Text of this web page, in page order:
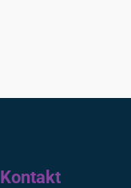
Kontakt